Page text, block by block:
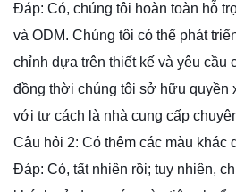
Đáp: Có, chúng tôi hoàn toàn hỗ
và ODM. Chúng tôi có thể phát
chỉnh dựa trên thiết kế và yêu cầu
đồng thời chúng tôi sở hữu quyền
với tư cách là nhà cung cấp
Câu hỏi 2: Có thêm các màu khác
Đáp: Có, tất nhiên rồi; tuy nhiên,